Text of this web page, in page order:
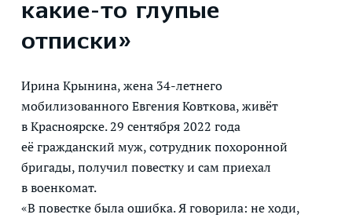
какие-то глупые
отписки»
Ирина Крынина, жена 34-летнего
мобилизованного Евгения Ковткова, живёт
в Красноярске. 29 сентября 2022 года
её гражданский муж, сотрудник похоронной
бригады, получил повестку и сам приехал
в военкомат.
«В повестке была ошибка. Я говорила: не ходи,